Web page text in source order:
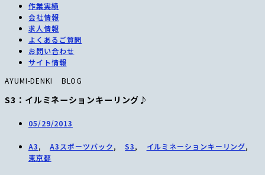
作業実績
会社情報
求人情報
よくあるご質問
お問い合わせ
サイト情報
AYUMI-DENKI BLOG
S3：イルミネーションキーリング♪
05/29/2013
A3,A3スポーツバック,S3, イルミネーションキーリング,
東京都